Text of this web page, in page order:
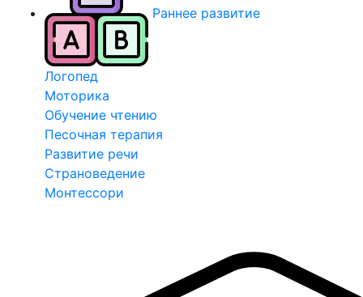
Раннее развитие
Логопед
Моторика
Обучение чтению
Песочная терапия
Развитие речи
Страноведение
Монтессори